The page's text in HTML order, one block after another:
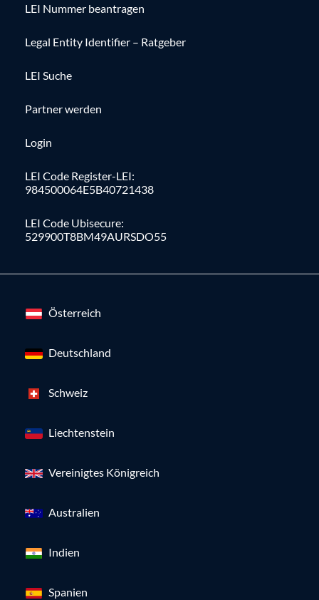
LEI Nummer beantragen
Legal Entity Identifier – Ratgeber
LEI Suche
Partner werden
Login
LEI Code Register-LEI:
984500064E5B40721438
LEI Code Ubisecure:
529900T8BM49AURSDO55
Österreich
Deutschland
Schweiz
Liechtenstein
Vereinigtes Königreich
Australien
Indien
Spanien